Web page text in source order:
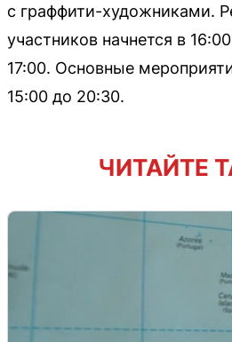
с граффити-художниками.
участников начнется в
17:00. Основные
15:00 до 20:30.
ЧИТАЙТЕ